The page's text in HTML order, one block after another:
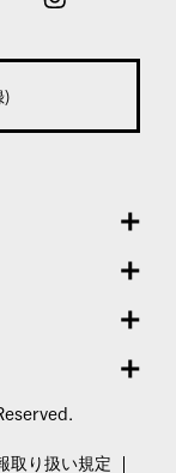
)
取り扱い規定